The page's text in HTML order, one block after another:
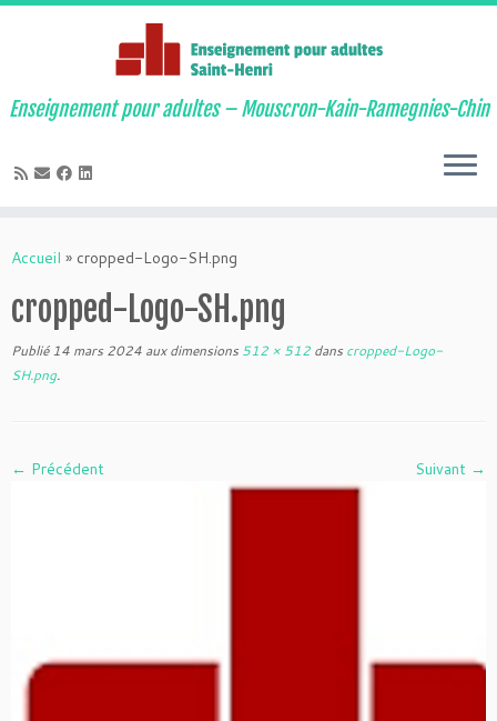
au
Enseignement pour adultes – Mouscron-Kain-Ramegnies-Chin
Accueil » cropped-Logo-SH.png
cropped-Logo-SH.png
Publié 14 mars 2024 aux dimensions 512 × 512 dans cropped-Logo-
SH.png.
← Précédent Suivant →